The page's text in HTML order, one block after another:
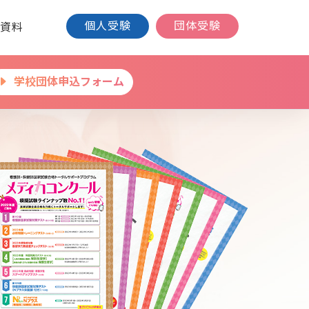
団体受験
個人受験
資料
学校団体申込フォーム